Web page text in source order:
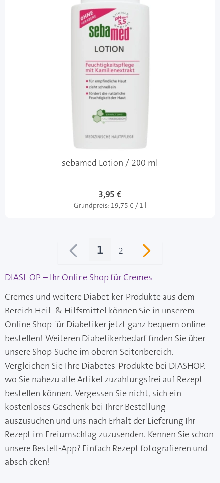
sebamed Lotion / 200 ml
3,95 €
Grundpreis: 19,75 € / 1 l
Sie lesen gerade Seite
1 Seite
2
DIASHOP – Ihr Online Shop für Cremes
Cremes und weitere Diabetiker-Produkte aus dem
Bereich Heil- & Hilfsmittel können Sie in unserem
Online Shop für Diabetiker jetzt ganz bequem online
bestellen! Weiteren Diabetikerbedarf finden Sie über
unsere Shop-Suche im oberen Seitenbereich.
Vergleichen Sie Ihre Diabetes-Produkte bei DIASHOP,
wo Sie nahezu alle Artikel zuzahlungsfrei auf Rezept
bestellen können. Vergessen Sie nicht, sich ein
kostenloses Geschenk bei Ihrer Bestellung
auszusuchen und uns nach Erhalt der Lieferung Ihr
Rezept im Freiumschlag zuzusenden. Kennen Sie schon
unsere Bestell-App? Einfach Rezept fotografieren und
abschicken!